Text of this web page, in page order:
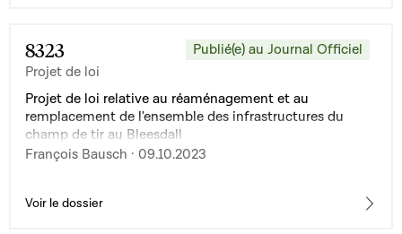
8323
Projet de loi
Publié(e) au Journal Officiel
Projet de loi relative au réaménagement et au
remplacement de l'ensemble des infrastructures du
champ de tir au Bleesdall
François Bausch · 09.10.2023
Voir le dossier